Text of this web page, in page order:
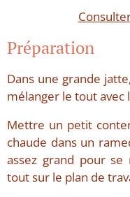
Préparation
Dans une grande
mélanger le tout avec
Mettre un petit
chaude dans un
assez grand pour se
tout sur le plan de